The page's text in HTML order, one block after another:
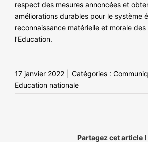
respect des mesures annoncées et
améliorations durables pour le système
reconnaissance matérielle et morale
l’Education.
17 janvier 2022 Catégories :
Education nationale
Partagez cet article !